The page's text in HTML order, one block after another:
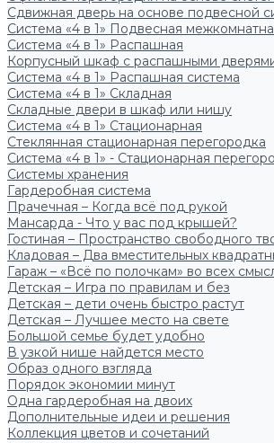
Сдвижная дверь на основе подвесной
Система «4 в 1» Подвесная
Система «4 в 1» Распашная
Корпусный шкаф с распашными
Система «4 в 1» Распашная система
Система «4 в 1» Складная
Складные двери в шкаф или нишу
Система «4 в 1» Стационарная
Стеклянная стационарная перегородка
Система «4 в 1» - Стационарная
Системы хранения
Гардеробная система
Прачечная – Когда всё под рукой
Мансарда - Что у вас под крышей?
Гостиная – Пространство свободного
Кладовая – Два вместительных
Гараж – «Всё по полочкам» во всех
Детская – Игра по правилам и без
Детская – дети очень быстро растут
Детская – Лучшее место на свете
Большой семье будет удобно
В узкой нише найдется место
Образ одного взгляда
Порядок экономии минут
Одна гардеробная на двоих
Дополнительные идеи и решения
Коллекция цветов и сочетаний